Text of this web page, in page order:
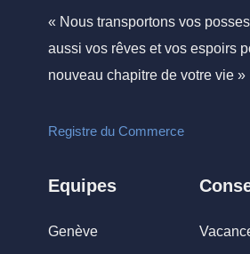
« Nous transportons vos
aussi vos rêves et vos espoirs
nouveau chapitre de votre vie »
Registre du Commerce
Equipes
Genève